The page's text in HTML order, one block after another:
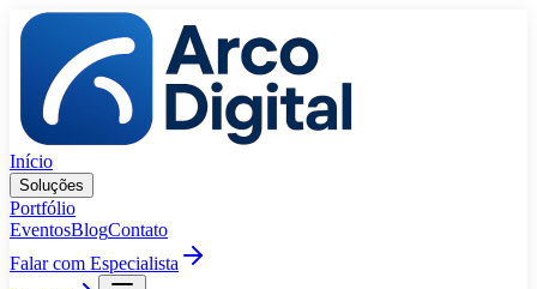
Pular para o conteúdo
Início
Soluções
Portfólio
EventosBlogContato
Falar com Especialista